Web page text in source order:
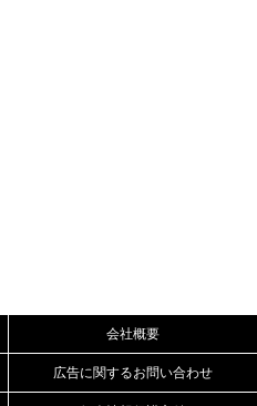
会社概要
広告に関するお問い合わせ